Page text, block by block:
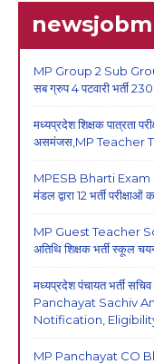
MP Group 2 Sub
सब ग्रुप 4 पटवारी भर्ती
मध्यप्रदेश शिक्षक पात्रता
असमंजस,MP Teacher
MPESB Bharti Exam
मंडल द्वारा 12 भर्ती
MP Guest Teacher
अतिथि शिक्षक भर्ती स्कूल
मध्यप्रदेश पंचायत भर्ती
Panchayat Sachiv
Notification,
MP Panchayat CO